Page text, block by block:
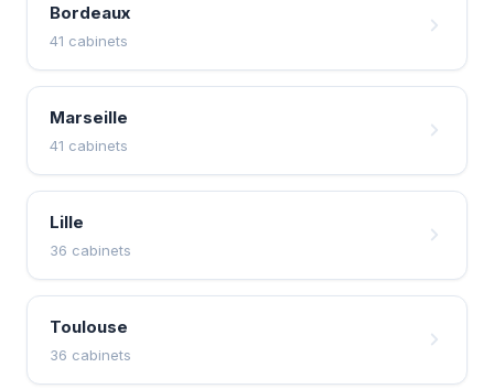
Bordeaux
41 cabinets
Marseille
41 cabinets
Lille
36 cabinets
Toulouse
36 cabinets